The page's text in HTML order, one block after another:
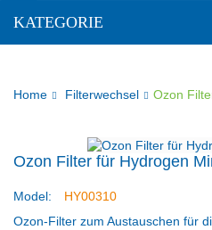
KATEGORIE
Home Filterwechsel Ozon
Ozon Filter für Hydrogen
Model:
HY00310
Ozon-Filter zum Austauschen für